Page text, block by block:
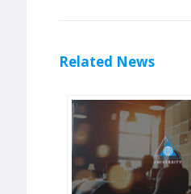
Related News